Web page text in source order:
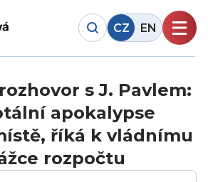
CZ EN
s J. Pavlem:
apokalypse
říká k vládnímu
rozpočtu